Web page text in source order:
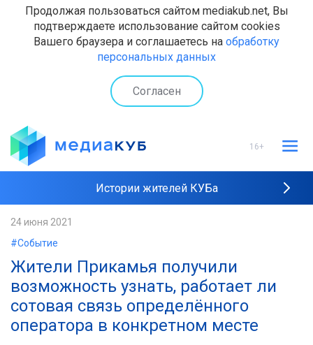
Продолжая пользоваться сайтом mediakub.net, Вы
подтверждаете использование сайтом cookies
Вашего браузера и соглашаетесь на обработку
персональных данных
Согласен
16+
Истории жителей КУБа
24 июня 2021
#Событие
Жители Прикамья получили
возможность узнать, работает ли
сотовая связь определённого
оператора в конкретном месте